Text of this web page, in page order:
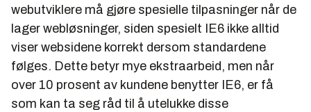
webutviklere må gjøre spesielle tilpasninger når de
lager webløsninger, siden spesielt IE6 ikke alltid
viser websidene korrekt dersom standardene
følges. Dette betyr mye ekstraarbeid, men når
over 10 prosent av kundene benytter IE6, er få
som kan ta seg råd til å utelukke disse